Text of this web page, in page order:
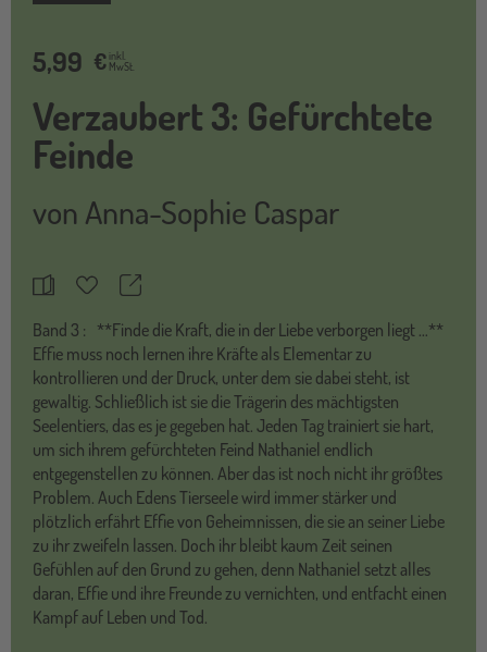
5,99 € inkl.
MwSt.
Verzaubert 3: Gefürchtete
Feinde
von Anna-Sophie Caspar
MerkzettelTeilen
Band 3 : **Finde die Kraft, die in der Liebe verborgen liegt …**
Effie muss noch lernen ihre Kräfte als Elementar zu
kontrollieren und der Druck, unter dem sie dabei steht, ist
gewaltig. Schließlich ist sie die Trägerin des mächtigsten
Seelentiers, das es je gegeben hat. Jeden Tag trainiert sie hart,
um sich ihrem gefürchteten Feind Nathaniel endlich
entgegenstellen zu können. Aber das ist noch nicht ihr größtes
Problem. Auch Edens Tierseele wird immer stärker und
plötzlich erfährt Effie von Geheimnissen, die sie an seiner Liebe
zu ihr zweifeln lassen. Doch ihr bleibt kaum Zeit seinen
Gefühlen auf den Grund zu gehen, denn Nathaniel setzt alles
daran, Effie und ihre Freunde zu vernichten, und entfacht einen
Kampf auf Leben und Tod.